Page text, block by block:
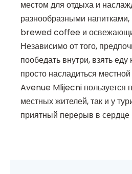
местом для отдыха и
разнообразными
brewed coffee и
Независимо от того,
пообедать внутри, взять
просто насладиться
Avenue Mlijecni пользуется
местных жителей, так и у
приятный перерыв в сердце